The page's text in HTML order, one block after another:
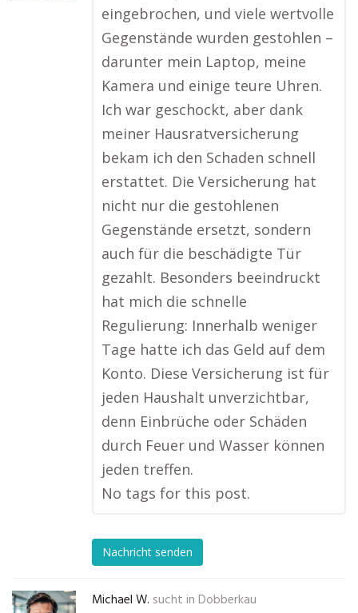
eingebrochen, und viele wertvolle
Gegenstände wurden gestohlen –
darunter mein Laptop, meine
Kamera und einige teure Uhren.
Ich war geschockt, aber dank
meiner Hausratversicherung
bekam ich den Schaden schnell
erstattet. Die Versicherung hat
nicht nur die gestohlenen
Gegenstände ersetzt, sondern
auch für die beschädigte Tür
gezahlt. Besonders beeindruckt
hat mich die schnelle
Regulierung: Innerhalb weniger
Tage hatte ich das Geld auf dem
Konto. Diese Versicherung ist für
jeden Haushalt unverzichtbar,
denn Einbrüche oder Schäden
durch Feuer und Wasser können
jeden treffen.
No tags for this post.
Nachricht senden
Michael W. sucht in Dobberkau